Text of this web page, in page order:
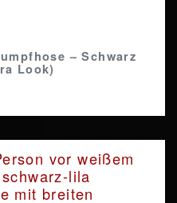
– Schwarz
Look)